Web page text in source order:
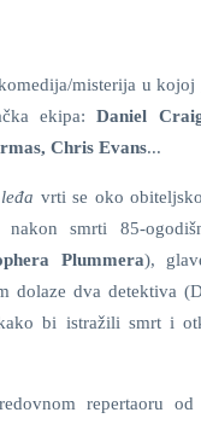
misterija u kojoj
ekipa:Daniel
Chris Evans...
vrti se oko
smrti 85-
Plummera),
dolaze dva detektiva
bi istražili smrt i
repertaoru od